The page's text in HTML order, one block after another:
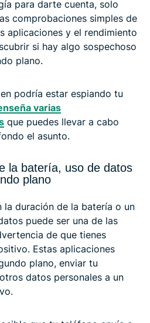
para darte cuenta, solo
comprobaciones simples de
aplicaciones y el rendimiento
si hay algo sospechoso
plano.
podría estar espiando tu
varias
que puedes llevar a cabo
el asunto.
la batería, uso de datos
plano
la duración de la batería o un
puede ser una de las
de que tienes
Estas aplicaciones
plano, enviar tu
datos personales a un